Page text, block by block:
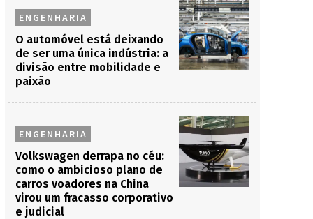
ENGENHARIA
O automóvel está deixando
de ser uma única indústria: a
divisão entre mobilidade e
paixão
ENGENHARIA
Volkswagen derrapa no céu:
como o ambicioso plano de
carros voadores na China
virou um fracasso corporativo
e judicial